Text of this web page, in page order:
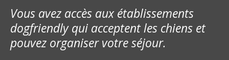
Vous avez accès aux établissements
dogfriendly qui acceptent les chiens et
pouvez organiser votre séjour.